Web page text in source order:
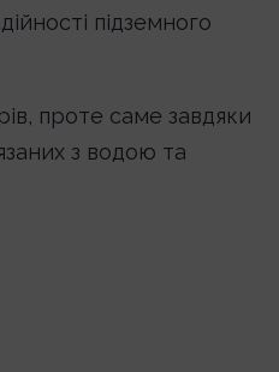
підземного
проте саме завдяки
з водою та